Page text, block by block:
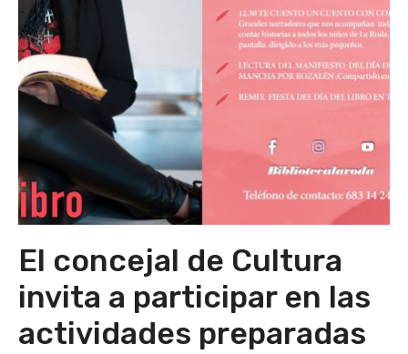
El concejal de Cultura
invita a participar en las
actividades preparadas